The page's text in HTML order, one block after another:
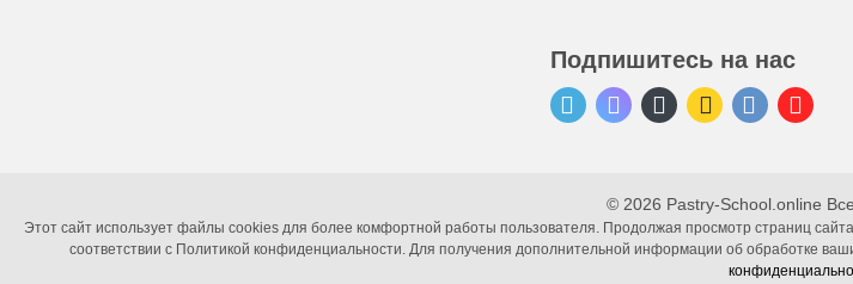
Подпишитесь на нас
© 2026 Pastry-School.online
Этот сайт использует файлы cookies для более комфортной работы пользователя. Продолжая просмотр страниц
соответствии с Политикой конфиденциальности. Для получения дополнительной информации об обработке